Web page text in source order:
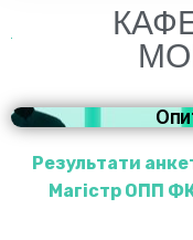
Результати
Магістр ОПП